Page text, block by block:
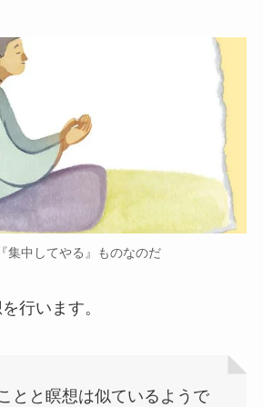
集中してやる』ものなのだ
行います。
とと瞑想は似ているようで